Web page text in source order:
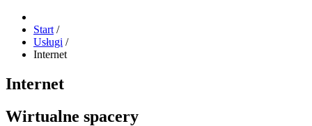
Start /
Usługi /
Internet
Internet
Wirtualne spacery